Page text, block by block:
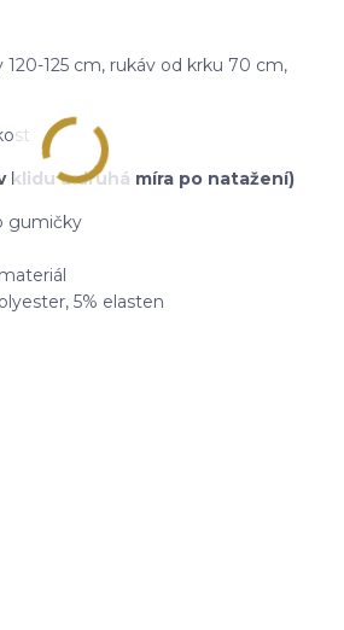
120-125 cm, rukáv od krku 70 cm,
klidu a druhá míra po natažení)
gumičky
5% elasten